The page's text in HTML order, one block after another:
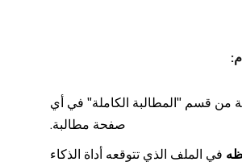
من قسم "المطالبة الكاملة" في أي
صفحة مطالبة.
في الملف الذي تتوقعه أداة الذكاء